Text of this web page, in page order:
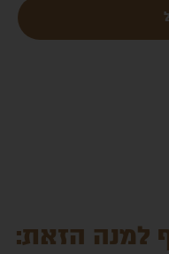
למנה הזאת: